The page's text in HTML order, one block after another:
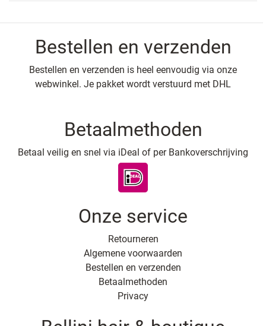
Bestellen en verzenden
Bestellen en verzenden is heel eenvoudig via onze
webwinkel. Je pakket wordt verstuurd met DHL
Betaalmethoden
Betaal veilig en snel via iDeal of per Bankoverschrijving
Onze service
Retourneren
Algemene voorwaarden
Bestellen en verzenden
Betaalmethoden
Privacy